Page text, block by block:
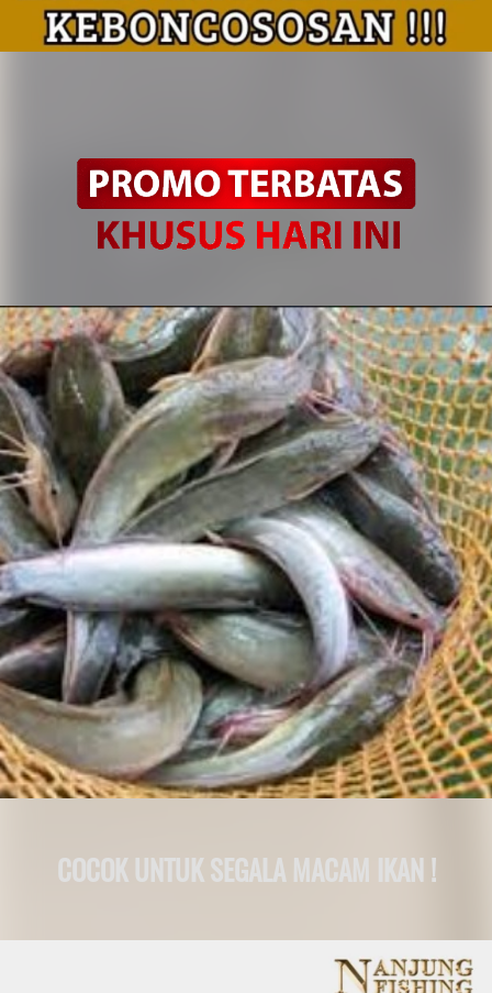
COCOK UNTUK SEGALA MACAM IKAN !